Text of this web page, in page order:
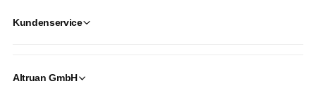
Kundenservice
Altruan GmbH